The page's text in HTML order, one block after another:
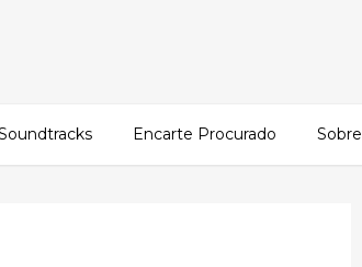
Encarte Procurado Sobre